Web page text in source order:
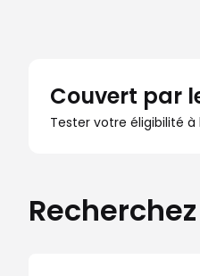
Couvert par
Tester votre éligibilité à